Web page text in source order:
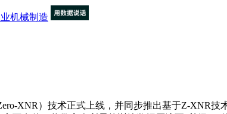
机械制造
XNR）技术正式上线，并同步推出基于Z-XNR